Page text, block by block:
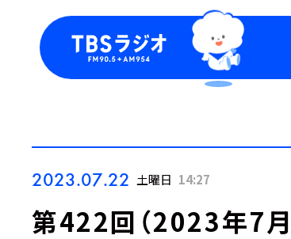
2023.07.22 土曜日 14:27
第422回（2023年7